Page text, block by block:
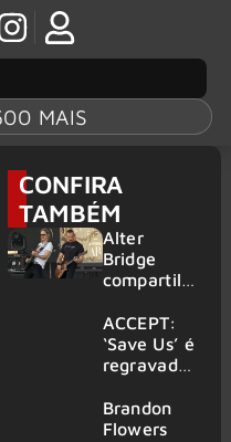
MAIS
CONFIRA
TAMBÉM
Alter
Bridge
compartilh
vivo de
“Fortress”
gravada
am Ring
2026
ACCEPT:
‘Save Us’ é
regravada
membros
do GHOST
Brandon
Flowers